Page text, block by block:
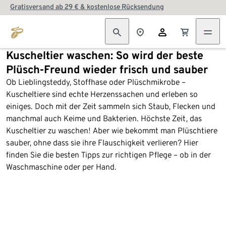
Gratisversand ab 29 € & kostenlose Rücksendung
Kuscheltier waschen: So wird der beste
Plüsch-Freund wieder frisch und sauber
Ob Lieblingsteddy, Stoffhase oder Plüschmikrobe –
Kuscheltiere sind echte Herzenssachen und erleben so
einiges. Doch mit der Zeit sammeln sich Staub, Flecken und
manchmal auch Keime und Bakterien. Höchste Zeit, das
Kuscheltier zu waschen! Aber wie bekommt man Plüschtiere
sauber, ohne dass sie ihre Flauschigkeit verlieren? Hier
finden Sie die besten Tipps zur richtigen Pflege – ob in der
Waschmaschine oder per Hand.